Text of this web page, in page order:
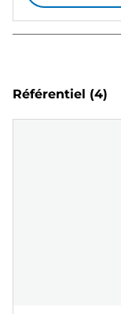
Référentiel (4)